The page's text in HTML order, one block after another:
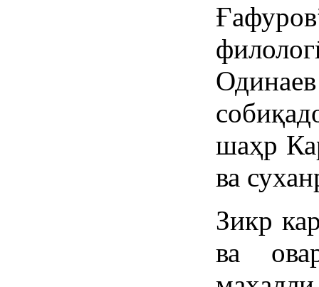
шаҳр
ва
Зикр
ва